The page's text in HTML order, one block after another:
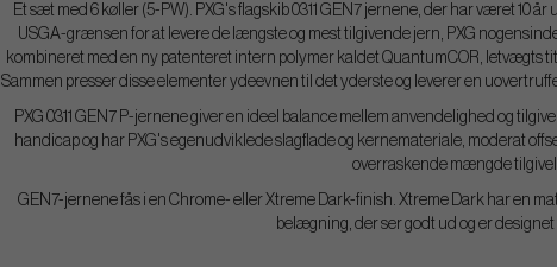
Et sæt med 6 køller (5-PW). PXG's flagskib 0311 GEN7 jernene, der har været 10
USGA-grænsen for at levere de længste og mest tilgivende jern, PXG
kombineret med en ny patenteret intern polymer kaldet QuantumCOR, letvægts
Sammen presser disse elementer ydeevnen til det yderste og leverer en
PXG 0311 GEN7 P-jernene giver en ideel balance mellem anvendelighed og
handicap og har PXG's egenudviklede slagflade og kernemateriale, moderat
overraskende mængde
GEN7-jernene fås i en Chrome- eller Xtreme Dark-finish. Xtreme Dark har en
belægning, der ser godt ud og er